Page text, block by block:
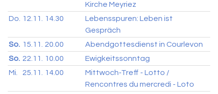
Kirche Meyriez
Do.
12.11. 14.30
Lebensspuren: Leben ist
Gespräch
So. 15.11. 20.00
Abendgottesdienst in Courlevon
So. 22.11. 10.00
Ewigkeitssonntag
Mi.
25.11. 14.00
Mittwoch-Treff - Lotto /
Rencontres du mercredi - Loto